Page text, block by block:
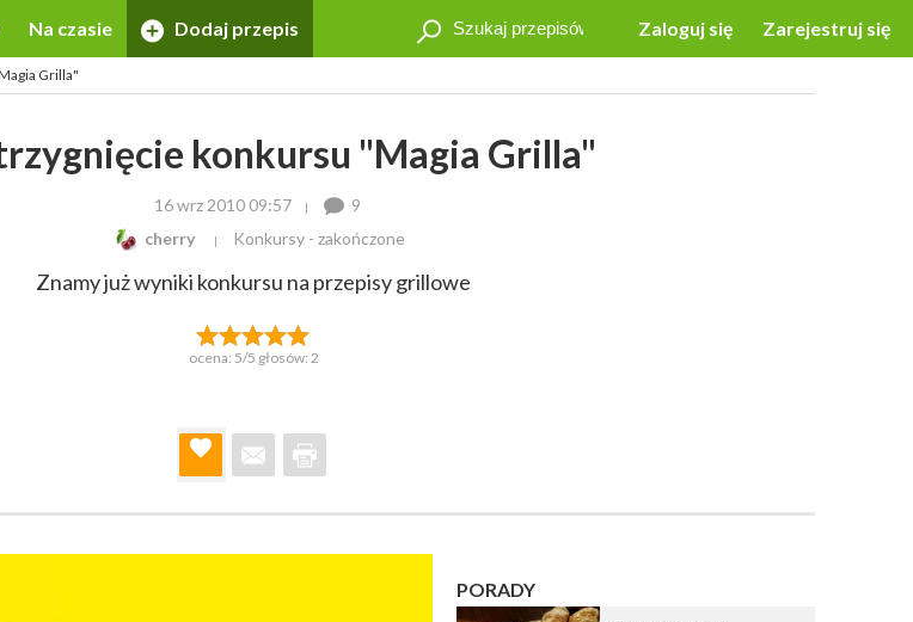
Zaloguj się Zarejestruj się
Na czasie Dodaj przepis
Grilla"
konkursu "Magia Grilla"
16 wrz 2010 09:57
9
cherry
Konkursy - zakończone
Znamy już wyniki konkursu na przepisy grillowe
ocena: 5/5 głosów: 2
PORADY